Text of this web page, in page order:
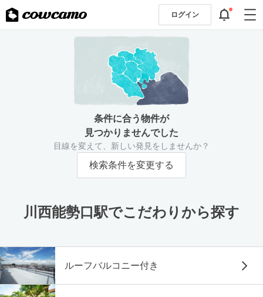
ログイン
条件に合う物件が
見つかりませんでした
目線を変えて、新しい発見をしませんか？
検索条件を変更する
川西能勢口駅でこだわりから探す
ルーフバルコニー付き